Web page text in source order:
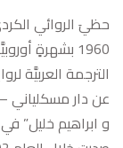
حظيَ الروائي
1960 بشهرةٍ
الترجمة العربيَّة
عن دار مسكلياني